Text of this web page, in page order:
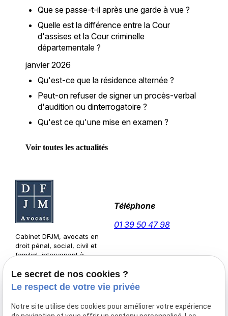
Que se passe-t-il après une garde à vue ?
Quelle est la différence entre la Cour
d'assises et la Cour criminelle
départementale ?
janvier 2026
Qu'est-ce que la résidence alternée ?
Peut-on refuser de signer un procès-verbal
d'audition ou dinterrogatoire ?
Qu'est ce qu'une mise en examen ?
Voir toutes les actualités
Cabinet DFJM, avocats en
droit pénal, social, civil et
familial, intervenant à
Téléphone
01 39 50 47 98
Adresse
1 rue d'Anjou
78000 VERSAILLES
Horaires
Visite sur
Rendez-
vous
Le secret de nos cookies ?
Le respect de votre vie privée
Notre site utilise des cookies pour améliorer votre expérience